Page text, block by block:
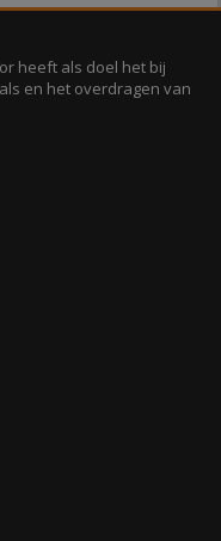
heeft als doel het bij
en het overdragen van